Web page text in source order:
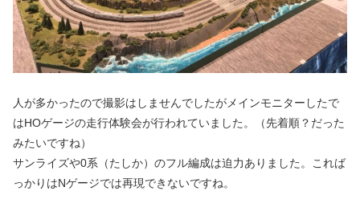
人が多かったので撮影はしませんでしたがメインモニターしたで
はHOゲージの走行体験会が行われていました。（先着順？だった
みたいですね）
サンライズや0系（たしか）のフル編成は迫力ありました。これば
っかりはNゲージでは再現できないですね。